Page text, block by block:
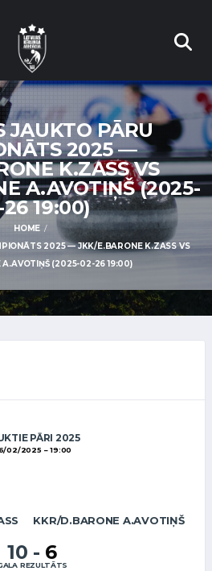
JAUKTO PĀRU
2025 —
K.ZASS VS
A.AVOTIŅŠ (2025-
19:00)
HOME
2025 — JKK/E.BARONE K.ZASS VS
A.AVOTIŅŠ (2025-02-26 19:00)
PĀRI 2025
02/2025 19:00
KKR/D.BARONE A.AVOTIŅŠ
10 - 6
REZULTĀTS